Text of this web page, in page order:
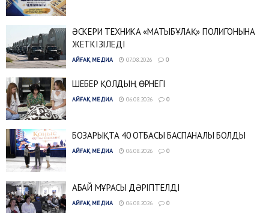
ӘСКЕРИ ТЕХНИКА «МАТЫБҰЛАҚ» ПОЛИГОНЫНА
ЖЕТКІЗІЛЕДІ
АЙҒАҚ МЕДИА 07.08.2026 0
ШЕБЕР ҚОЛДЫҢ ӨРНЕГІ
АЙҒАҚ МЕДИА 06.08.2026 0
БОЗАРЫҚТА 40 ОТБАСЫ БАСПАНАЛЫ БОЛДЫ
АЙҒАҚ МЕДИА 06.08.2026 0
АБАЙ МҰРАСЫ ДӘРІПТЕЛДІ
АЙҒАҚ МЕДИА 06.08.2026 0